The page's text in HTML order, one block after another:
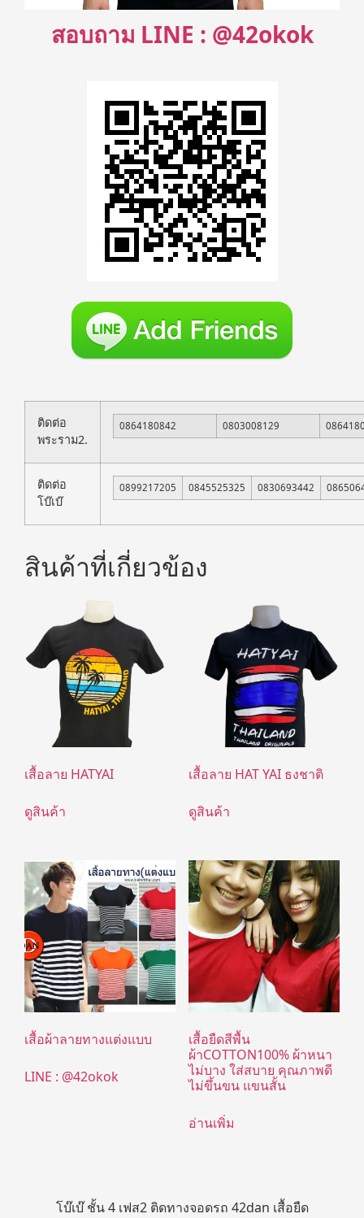
สอบถาม LINE : @42okok
ติดต่อ
พระราม2.
0864180842 0803008129
ติดต่อ
โบ๊เบ๊
0899217205 0845525325 0830693442
สินค้าที่เกี่ยวข้อง
เสื้อลาย HATYAI
ดูสินค้า
เสื้อลาย HAT YAI ธงชาติ
ดูสินค้า
เสื้อผ้าลายทางแต่งแบบ
LINE : @42okok
เสื้อยืดสีพื้น
ผ้าCOTTON100% ผ้าหนา
ไม่บาง ใส่สบาย คุณภาพดี
ไม่ขึ้นขน แขนสั้น
อ่านเพิ่ม
โบ๊เบ๊ ชั้น 4 เฟส2 ติดทางจอดรถ 42dan เสื้อยืด